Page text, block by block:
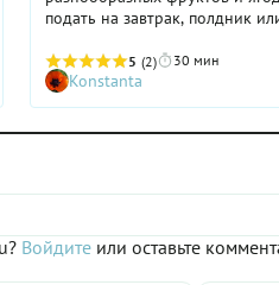
подать на завтрак, полдник
качестве десерта и на детский
праздник, и на праздничный
взрослых.
5 (2) 30 мин
Konstanta
Войдите или оставьте